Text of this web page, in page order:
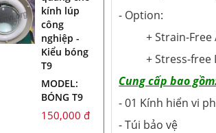
- Option:
+ Strain-
+ Stress-free
Cung cấp bao
- 01 Kính hiển vi
- Túi bảo vệ
kính lúp
công
nghiệp -
Kiểu bóng
T9
MODEL:
BÓNG T9
150,000 đ